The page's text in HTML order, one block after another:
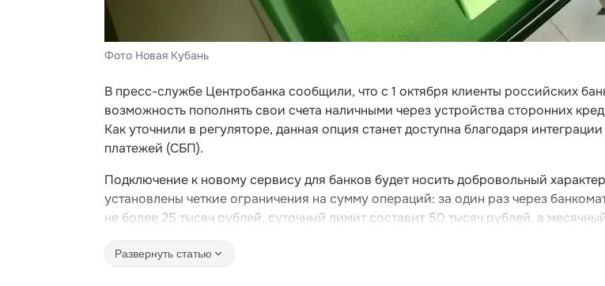
Фото Новая Кубань
В пресс-службе Центробанка сообщили, что с 1 октября клиенты российских
возможность пополнять свои счета наличными через устройства сторонних
Как уточнили в регуляторе, данная опция станет доступна благодаря
платежей (СБП).
Подключение к новому сервису для банков будет носить добровольный
установлены четкие ограничения на сумму операций: за один раз через
не более 25 тысяч рублей, суточный лимит составит 50 тысяч рублей, а
Развернуть статью